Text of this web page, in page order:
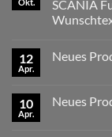
SCANIA
zu
Angebot
–
12
Apr.
Neues
Neues
10
Apr.
Neues